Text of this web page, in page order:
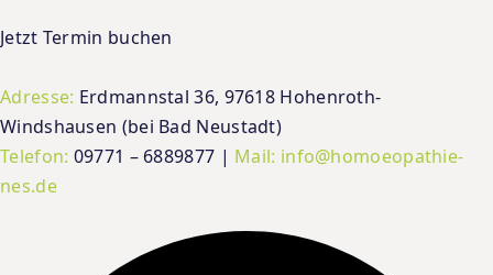
Jetzt Termin buchen
Adresse: Erdmannstal 36, 97618 Hohenroth-
Windshausen (bei Bad Neustadt)
Telefon: 09771 – 6889877 | Mail: info@homoeopathie-
nes.de